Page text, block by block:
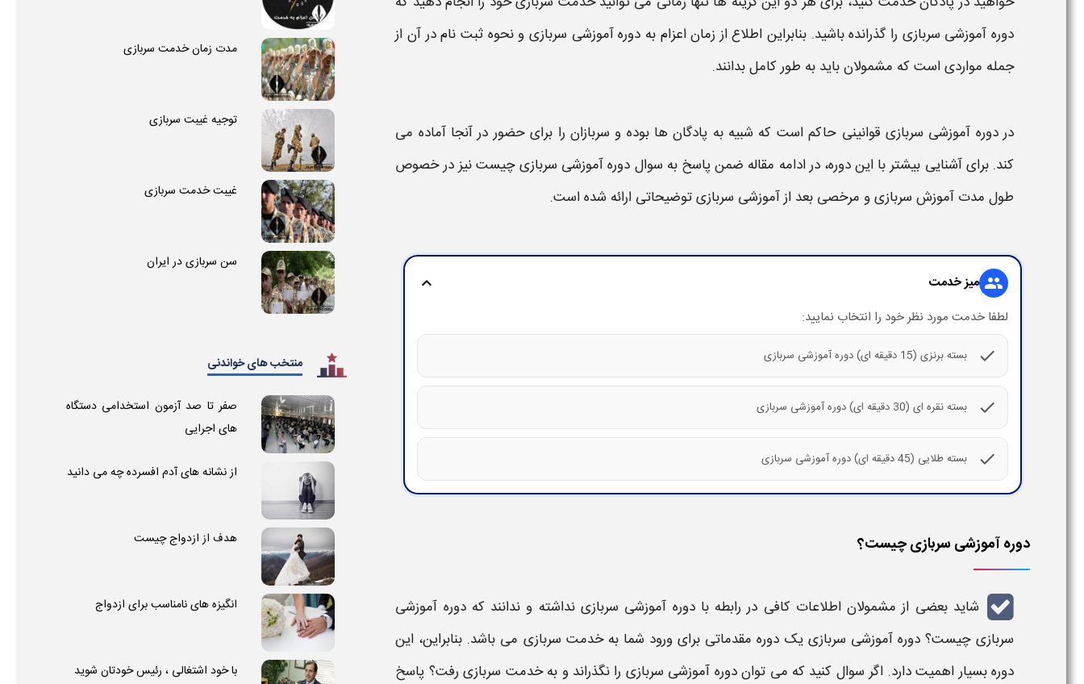
دوره آموزشی سربازی را گذرانده باشید. بنابراین اطلاع از زماناعزام به دوره آموزشی سربازی ونحوه ثبت نامدر آن از
جمله مواردی است که مشمولان باید به طور کامل بدانند.
دردوره آموزشی سربازی قوانینی حاکم است که شبیه به پادگان ها بوده و سربازان را برای حضور در آنجا آماده می
کند. برای آشنایی بیشتر با ایندوره، در ادامه مقاله ضمن پاسخ به سوال دوره آموزشی سربازی چیستنیز در خصوص
طول مدت آموزش سربازیو مرخصی بعد از آموزشی سربازیتوضیحاتی ارائه شده است.
group میز خدمت expand_more
لطفا خدمت مورد نظر خود را انتخاب نمایید:
check بسته برنزی (15 دقیقه ای) دوره آموزشی سربازی
check بسته نقره ای (30 دقیقه ای) دوره آموزشی سربازی
check بسته طلایی (45 دقیقه ای) دوره آموزشی سربازی
دوره آموزشی سربازی چیست؟
شاید بعضی از مشمولان اطلاعات کافی در رابطه بادوره آموزشی سربازی نداشته و ندانند کهدوره آموزشی
سربازی چیست؟دوره آموزشی سربازی یکدوره مقدماتی برای ورود شما بهخدمت سربازی می باشد. بنابراین، این
دورهبسیار اهمیت دارد. اگر سوال کنید که می تواندوره آموزشی سربازی را نگذراند و بهخدمت سربازیرفت؟ پاسخ
مدت زمان خدمت سربازی
توجیه غیبت سربازی
غیبت خدمت سربازی
سن سربازی در ایران
منتخب های خواندنی
صفر تا صد آزمون استخدامی دستگاه
های اجرایی
از نشانه های آدم افسرده چه می دانید
هدف از ازدواج چیست
انگیزه های نامناسب برای ازدواج
با خود اشتغالی ، رئیس خودتان شوید